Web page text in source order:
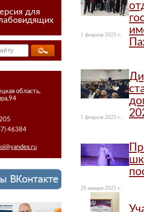
для
область,
46384
1 февраля 2025 г.
1 февраля 2025 г.
26 января 2025 г.